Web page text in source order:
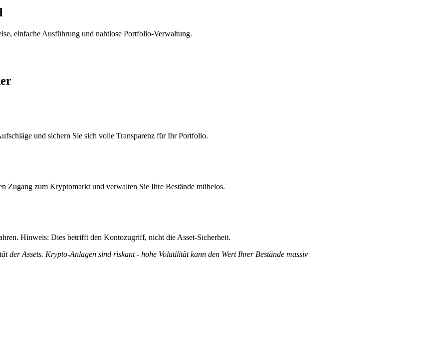
einfache Ausführung und nahtlose Portfolio-Verwaltung.
und sichern Sie sich volle Transparenz für Ihr Portfolio.
Zugang zum Kryptomarkt und verwalten Sie Ihre Bestände mühelos.
Hinweis: Dies betrifft den Kontozugriff, nicht die Asset-Sicherheit.
der Assets. Krypto-Anlagen sind riskant - hohe Volatilität kann den Wert Ihrer Bestände massiv